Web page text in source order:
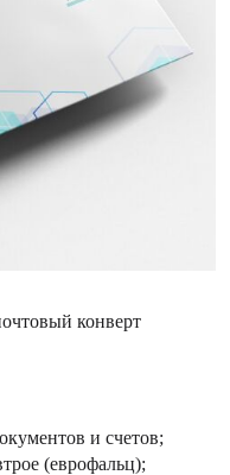
конверт
и счетов;
(еврофальц);